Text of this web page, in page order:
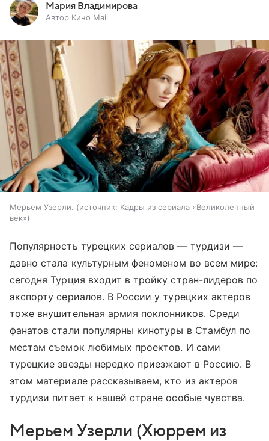
Мария Владимирова
Автор Кино Mail
Мерьем Узерли. источник: Кадры из сериала «Великолепный
век»
Популярность турецких сериалов — турдизи —
давно стала культурным феноменом во всем мире:
сегодня Турция входит в тройку стран-лидеров по
экспорту сериалов. В России у турецких актеров
тоже внушительная армия поклонников. Среди
фанатов стали популярны кинотуры в Стамбул по
местам съемок любимых проектов. И сами
турецкие звезды нередко приезжают в Россию. В
этом материале рассказываем, кто из актеров
турдизи питает к нашей стране особые чувства.
Мерьем Узерли (Хюррем из